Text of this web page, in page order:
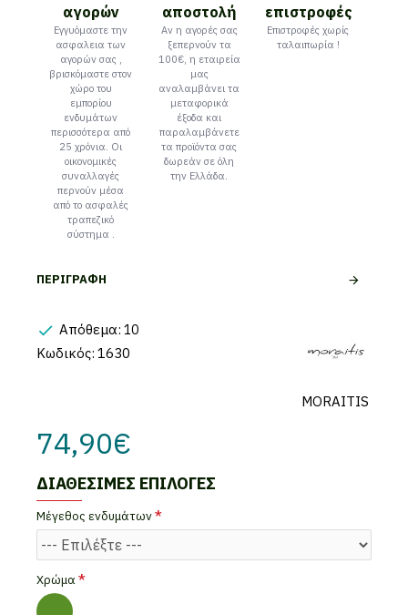
αγορών
Εγγυόμαστε την
ασφαλεια των
αγορών σας ,
βρισκόμαστε στον
χώρο του
εμπορίου
ενδυμάτων
περισσότερα από
25 χρόνια. Οι
οικονομικές
συναλλαγές
περνούν μέσα
από το ασφαλές
τραπεζικό
σύστημα .
αποστολή
Αν η αγορές σας
ξεπερνούν τα
100€, η εταιρεία
μας
αναλαμβάνει τα
μεταφορικά
έξοδα και
παραλαμβάνετε
τα προϊόντα σας
δωρεάν σε όλη
την Ελλάδα.
επιστροφές
Επιστροφές χωρίς
ταλαιπωρία !
ΠΕΡΙΓΡΑΦΉ
Απόθεμα: 10
Κωδικός: 1630
MORAITIS
74,90€
ΔΙΑΘΈΣΙΜΕΣ ΕΠΙΛΟΓΈΣ
Mέγεθος ενδυμάτων
Χρώμα